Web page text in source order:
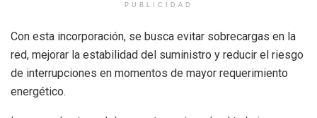
PUBLICIDAD
Con esta incorporación, se busca evitar sobrecargas en la
red, mejorar la estabilidad del suministro y reducir el riesgo
de interrupciones en momentos de mayor requerimiento
energético.